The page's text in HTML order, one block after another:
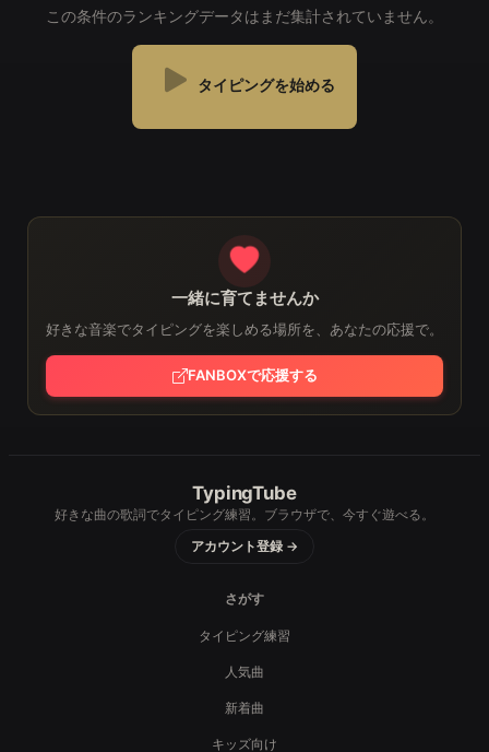
この条件のランキングデータはまだ集計されていません。
タイピングを始める
一緒に育てませんか
好きな音楽でタイピングを楽しめる場所を、あなたの応援で。
FANBOXで応援する
TypingTube
好きな曲の歌詞でタイピング練習。ブラウザで、今すぐ遊べる。
アカウント登録 →
さがす
タイピング練習
人気曲
新着曲
キッズ向け